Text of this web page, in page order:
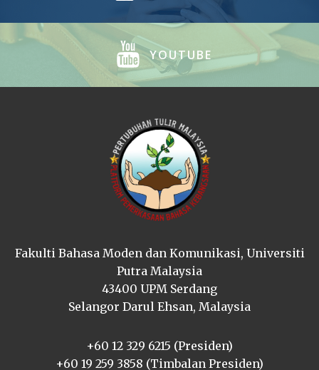
YOUTUBE
Fakulti Bahasa Moden dan Komunikasi, Universiti
Putra Malaysia
43400 UPM Serdang
Selangor Darul Ehsan, Malaysia
+60 12 329 6215 (Presiden)
+60 19 259 3858 (Timbalan Presiden)